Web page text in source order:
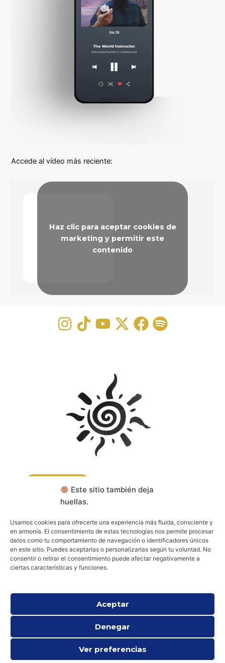
Este sitio también deja
huellas.
Usamos cookies para ofrecerte una experiencia más fluida, consciente y
en armonía. El consentimiento de estas tecnologías nos permite procesar
datos como tu comportamiento de navegación o identificadores únicos
en este sitio. Puedes aceptarlas o personalizarlas según tu voluntad. No
consentir o retirar el consentimiento puede afectar negativamente a
ciertas características y funciones.
Aceptar
Denegar
Ver preferencias
Accede al vídeo más reciente:
Haz clic para aceptar cookies de
marketing y permitir este
contenido
Aviso legal
Política de cookies (UE)
Política de privacidad
Todos los derechos © 2026 Psicología Espiritual y Existencial